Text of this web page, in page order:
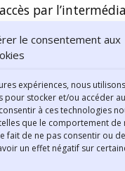
le consentement aux
expériences, nous
pour stocker et/ou accéder
à ces technologies
que le comportement de
fait de ne pas consentir ou
un effet négatif sur
par
les documents du